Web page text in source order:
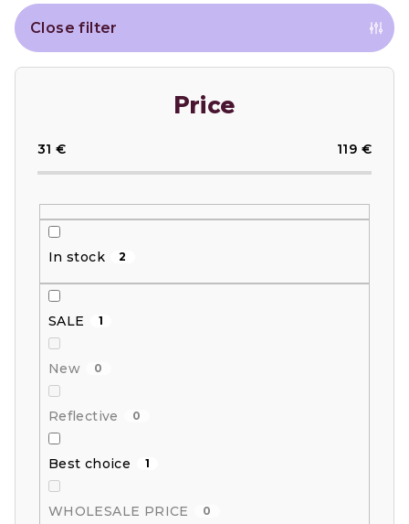
c
t
Close filter
Price
31 € 119 €
In stock 2
SALE 1
New 0
Reflective 0
Best choice 1
WHOLESALE PRICE 0